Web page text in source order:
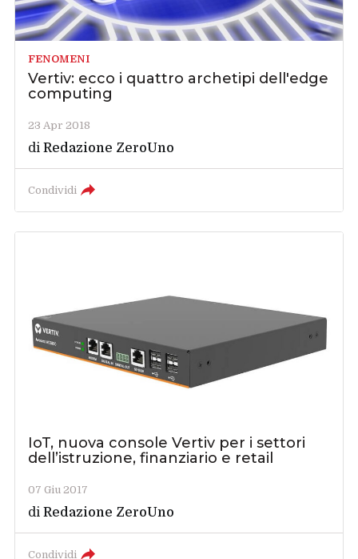
FENOMENI
Vertiv: ecco i quattro archetipi dell'edge
computing
23 Apr 2018
diRedazione ZeroUno
Condividi
IoT, nuova console Vertiv per i settori
dell’istruzione, finanziario e retail
07 Giu 2017
diRedazione ZeroUno
Condividi